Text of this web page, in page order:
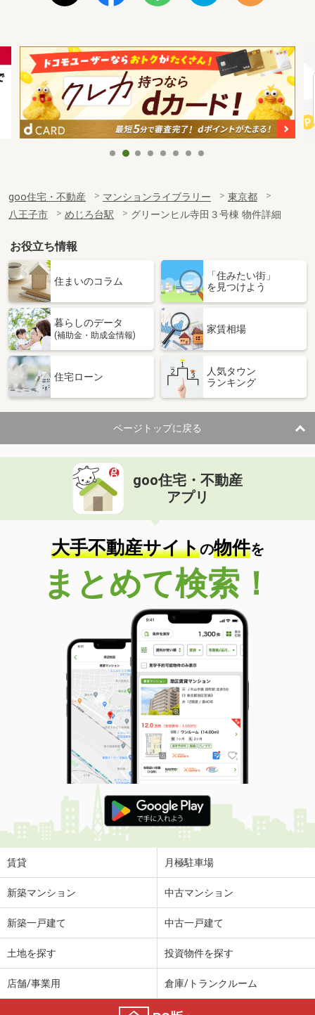
goo住宅・不動産 マンションライブラリー
東京都
八王子市
めじろ台駅 グリーンヒル寺田３号棟 物件詳細
お役立ち情報
住まいのコラム
「住みたい街」
を見つけよう
暮らしのデータ
(補助金・助成金情報)
家賃相場
住宅ローン
人気タウン
ランキング
ページトップに戻る
goo住宅・不動産
アプリ
大手不動産サイトの物件を
まとめて検索！
賃貸 月極駐車場
新築マンション 中古マンション
新築一戸建て 中古一戸建て
土地を探す 投資物件を探す
店舗/事業用 倉庫/トランクルーム